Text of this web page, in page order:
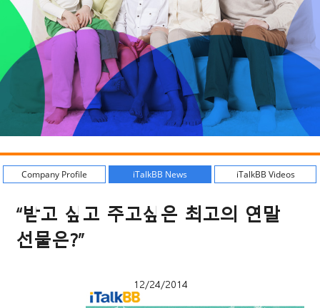
Company Profile iTalkBB News iTalkBB Videos
“받고 싶고 주고싶은 최고의 연말
선물은?”
12/24/2014